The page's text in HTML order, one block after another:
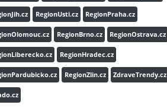
RegionUsti.cz RegionPraha.cz
RegionBrno.cz RegionOstrava.cz
RegionHradec.cz
RegionZlin.cz ZdraveTrendy.cz